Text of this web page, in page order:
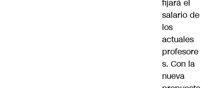
fijará el
salario de
los
actuales
profesore
s. Con la
nueva